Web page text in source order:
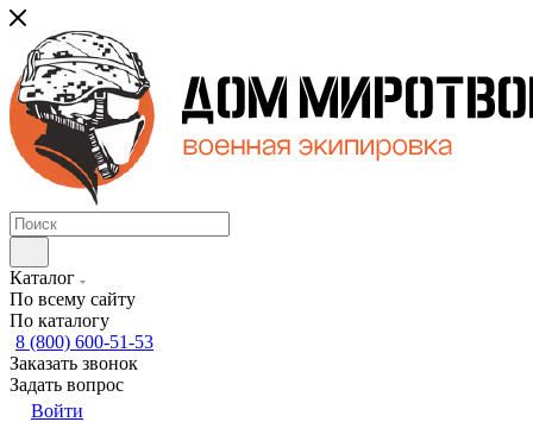
Каталог
По всему сайту
По каталогу
8 (800) 600-51-53
Заказать звонок
Задать вопрос
Войти